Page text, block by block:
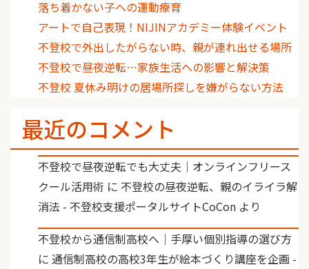
落ち着かない子への運動療育
アートで自己表現！NIJINアカデミー体験イベント
不登校で外出したがらない時、親が連れ出せる場所
不登校で昼夜逆転…家族生活への影響と解決策
不登校 夏休み明けの居場所探しを嫌がらない方法
最近のコメント
不登校で昼夜逆転でも大丈夫｜オンラインフリース
クール活用術 に 不登校の昼夜逆転、親のイライラ解
消法 - 不登校支援ポータルサイトCoCon より
不登校から通信制高校へ｜手厚い個別指導の選び方
に 通信制高校の高校3年生が絵本づくり講座を企画 -